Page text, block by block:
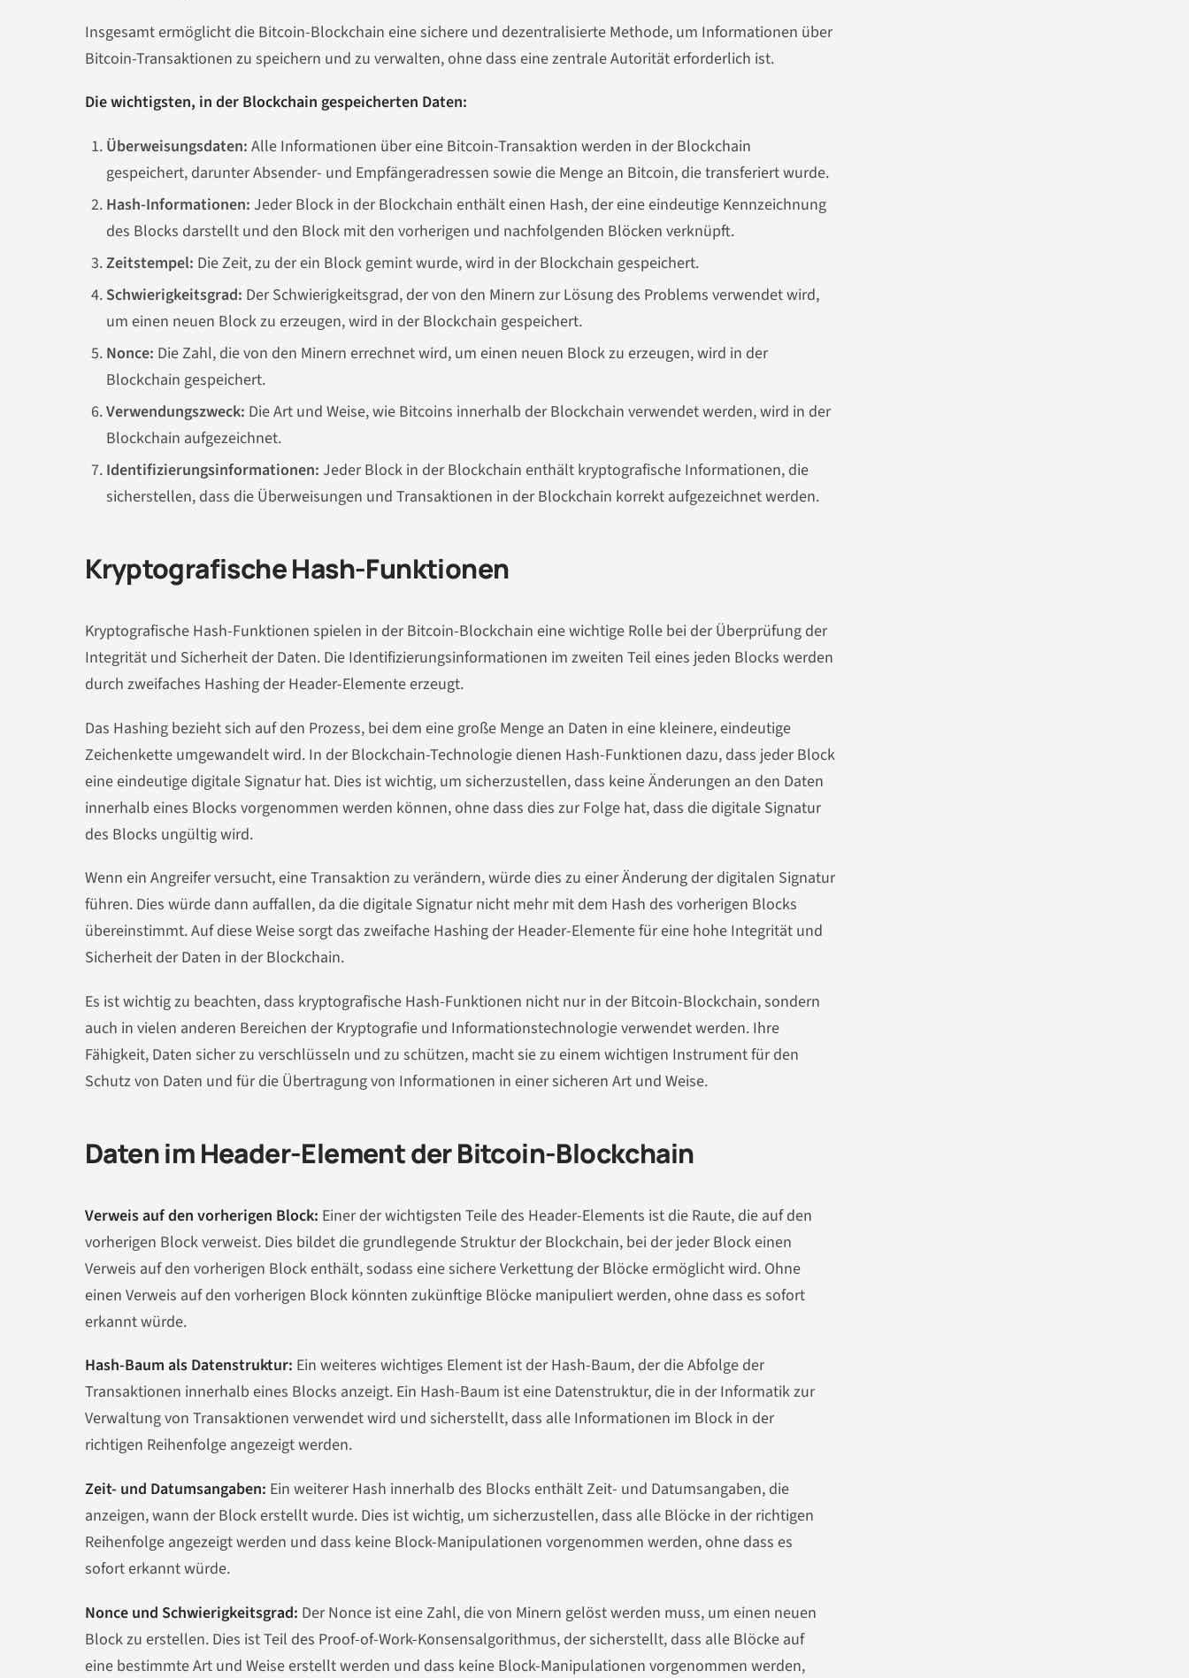
Insgesamt ermöglicht die Bitcoin-Blockchain eine sichere und dezentralisierte Methode, um Informationen über
Bitcoin-Transaktionen zu speichern und zu verwalten, ohne dass eine zentrale Autorität erforderlich ist.
Die wichtigsten, in der Blockchain gespeicherten Daten:
Überweisungsdaten: Alle Informationen über eine Bitcoin-Transaktion werden in der Blockchain
gespeichert, darunter Absender- und Empfängeradressen sowie die Menge an Bitcoin, die transferiert wurde.
Hash-Informationen: Jeder Block in der Blockchain enthält einen Hash, der eine eindeutige Kennzeichnung
des Blocks darstellt und den Block mit den vorherigen und nachfolgenden Blöcken verknüpft.
Zeitstempel: Die Zeit, zu der ein Block gemint wurde, wird in der Blockchain gespeichert.
Schwierigkeitsgrad: Der Schwierigkeitsgrad, der von den Minern zur Lösung des Problems verwendet wird,
um einen neuen Block zu erzeugen, wird in der Blockchain gespeichert.
Nonce: Die Zahl, die von den Minern errechnet wird, um einen neuen Block zu erzeugen, wird in der
Blockchain gespeichert.
Verwendungszweck: Die Art und Weise, wie Bitcoins innerhalb der Blockchain verwendet werden, wird in der
Blockchain aufgezeichnet.
Identifizierungsinformationen: Jeder Block in der Blockchain enthält kryptografische Informationen, die
sicherstellen, dass die Überweisungen und Transaktionen in der Blockchain korrekt aufgezeichnet werden.
Kryptografische Hash-Funktionen
Kryptografische Hash-Funktionen spielen in der Bitcoin-Blockchain eine wichtige Rolle bei der Überprüfung der
Integrität und Sicherheit der Daten. Die Identifizierungsinformationen im zweiten Teil eines jeden Blocks werden
durch zweifaches Hashing der Header-Elemente erzeugt.
Das Hashing bezieht sich auf den Prozess, bei dem eine große Menge an Daten in eine kleinere, eindeutige
Zeichenkette umgewandelt wird. In der Blockchain-Technologie dienen Hash-Funktionen dazu, dass jeder Block
eine eindeutige digitale Signatur hat. Dies ist wichtig, um sicherzustellen, dass keine Änderungen an den Daten
innerhalb eines Blocks vorgenommen werden können, ohne dass dies zur Folge hat, dass die digitale Signatur
des Blocks ungültig wird.
Wenn ein Angreifer versucht, eine Transaktion zu verändern, würde dies zu einer Änderung der digitalen Signatur
führen. Dies würde dann auffallen, da die digitale Signatur nicht mehr mit dem Hash des vorherigen Blocks
übereinstimmt. Auf diese Weise sorgt das zweifache Hashing der Header-Elemente für eine hohe Integrität und
Sicherheit der Daten in der Blockchain.
Es ist wichtig zu beachten, dass kryptografische Hash-Funktionen nicht nur in der Bitcoin-Blockchain, sondern
auch in vielen anderen Bereichen der Kryptografie und Informationstechnologie verwendet werden. Ihre
Fähigkeit, Daten sicher zu verschlüsseln und zu schützen, macht sie zu einem wichtigen Instrument für den
Schutz von Daten und für die Übertragung von Informationen in einer sicheren Art und Weise.
Daten im Header-Element der Bitcoin-Blockchain
Verweis auf den vorherigen Block: Einer der wichtigsten Teile des Header-Elements ist die Raute, die auf den
vorherigen Block verweist. Dies bildet die grundlegende Struktur der Blockchain, bei der jeder Block einen
Verweis auf den vorherigen Block enthält, sodass eine sichere Verkettung der Blöcke ermöglicht wird. Ohne
einen Verweis auf den vorherigen Block könnten zukünftige Blöcke manipuliert werden, ohne dass es sofort
erkannt würde.
Hash-Baum als Datenstruktur: Ein weiteres wichtiges Element ist der Hash-Baum, der die Abfolge der
Transaktionen innerhalb eines Blocks anzeigt. Ein Hash-Baum ist eine Datenstruktur, die in der Informatik zur
Verwaltung von Transaktionen verwendet wird und sicherstellt, dass alle Informationen im Block in der
richtigen Reihenfolge angezeigt werden.
Zeit- und Datumsangaben: Ein weiterer Hash innerhalb des Blocks enthält Zeit- und Datumsangaben, die
anzeigen, wann der Block erstellt wurde. Dies ist wichtig, um sicherzustellen, dass alle Blöcke in der richtigen
Reihenfolge angezeigt werden und dass keine Block-Manipulationen vorgenommen werden, ohne dass es
sofort erkannt würde.
Nonce und Schwierigkeitsgrad: Der Nonce ist eine Zahl, die von Minern gelöst werden muss, um einen neuen
Block zu erstellen. Dies ist Teil des Proof-of-Work-Konsensalgorithmus, der sicherstellt, dass alle Blöcke auf
eine bestimmte Art und Weise erstellt werden und dass keine Block-Manipulationen vorgenommen werden,